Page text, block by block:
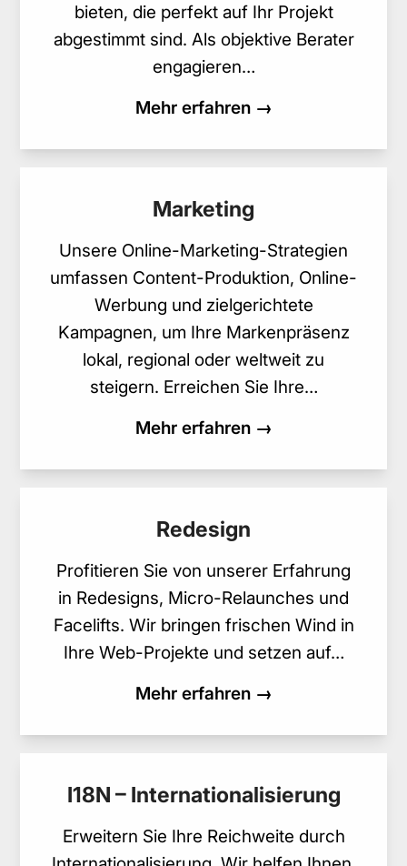
bieten, die perfekt auf Ihr Projekt
abgestimmt sind. Als objektive Berater
engagieren…
Mehr erfahren →
Marketing
Unsere Online-Marketing-Strategien
umfassen Content-Produktion, Online-
Werbung und zielgerichtete
Kampagnen, um Ihre Markenpräsenz
lokal, regional oder weltweit zu
steigern. Erreichen Sie Ihre…
Mehr erfahren →
Redesign
Profitieren Sie von unserer Erfahrung
in Redesigns, Micro-Relaunches und
Facelifts. Wir bringen frischen Wind in
Ihre Web-Projekte und setzen auf…
Mehr erfahren →
I18N – Internationalisierung
Erweitern Sie Ihre Reichweite durch